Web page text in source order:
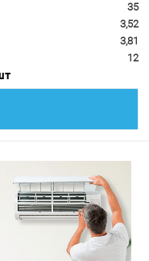
35
3,52
3,81
12